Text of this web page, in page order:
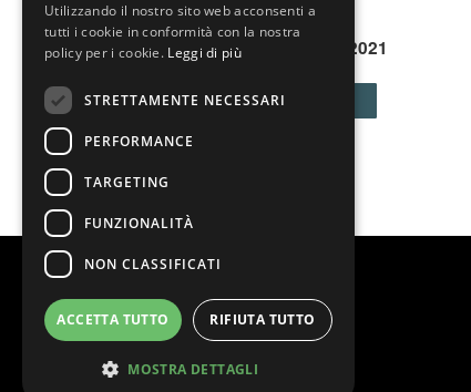
06 Dic - 07 Dic 2021
BIGLIETTI
Utilizzando il nostro sito web acconsenti a
tutti i cookie in conformità con la nostra
policy per i cookie. Leggi di più
STRETTAMENTE NECESSARI
PERFORMANCE
TARGETING
FUNZIONALITÀ
NON CLASSIFICATI
ACCETTA TUTTO RIFIUTA TUTTO
MOSTRA DETTAGLI